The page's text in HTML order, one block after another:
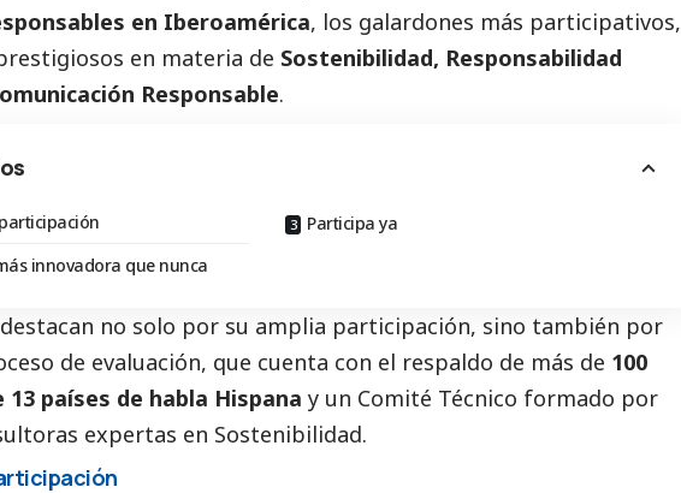
en Iberoamérica, los galardones más participativos,
en materia de Sostenibilidad, Responsabilidad
Responsable.
innovadora que nunca
Participa ya
no solo por su amplia participación, sino también por
de evaluación, que cuenta con el respaldo de más de 100
13 países de habla Hispana y un Comité Técnico formado por
expertas en Sostenibilidad.